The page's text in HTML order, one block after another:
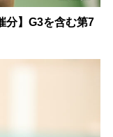
分】G3を含む第7